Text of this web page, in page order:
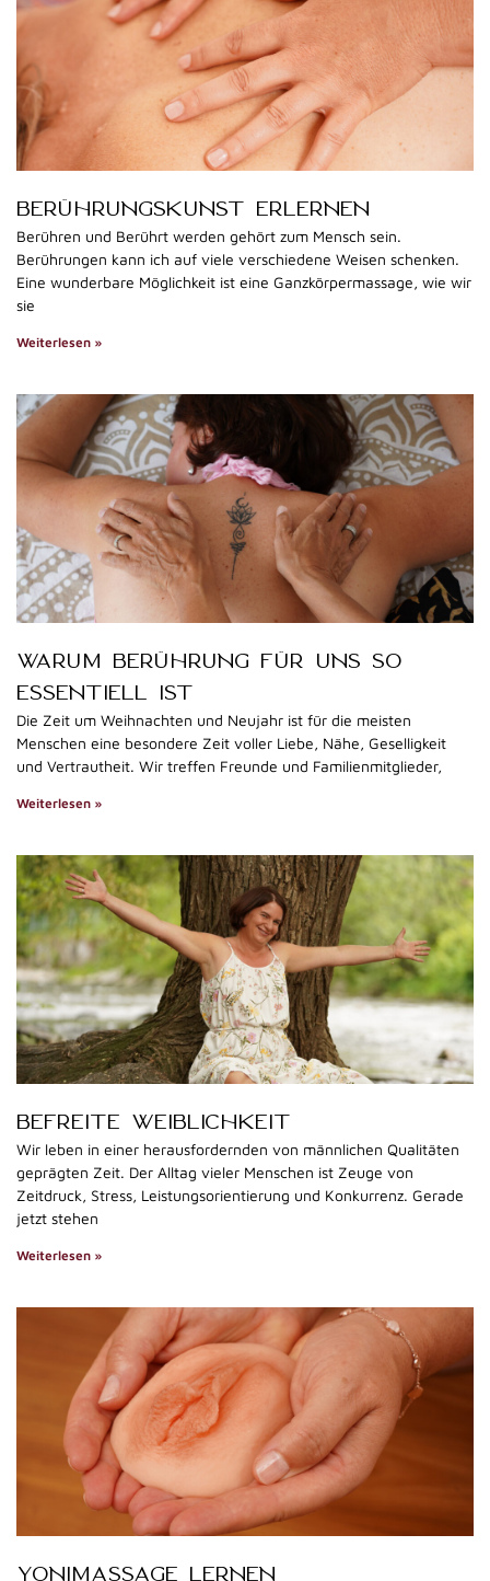
BERÜHRUNGSKUNST ERLERNEN
Berühren und Berührt werden gehört zum Mensch sein.
Berührungen kann ich auf viele verschiedene Weisen schenken.
Eine wunderbare Möglichkeit ist eine Ganzkörpermassage, wie wir
sie
Weiterlesen »
WARUM BERÜHRUNG FÜR UNS SO
ESSENTIELL IST
Die Zeit um Weihnachten und Neujahr ist für die meisten
Menschen eine besondere Zeit voller Liebe, Nähe, Geselligkeit
und Vertrautheit. Wir treffen Freunde und Familienmitglieder,
Weiterlesen »
BEFREITE WEIBLICHKEIT
Wir leben in einer herausfordernden von männlichen Qualitäten
geprägten Zeit. Der Alltag vieler Menschen ist Zeuge von
Zeitdruck, Stress, Leistungsorientierung und Konkurrenz. Gerade
jetzt stehen
Weiterlesen »
YONIMASSAGE LERNEN